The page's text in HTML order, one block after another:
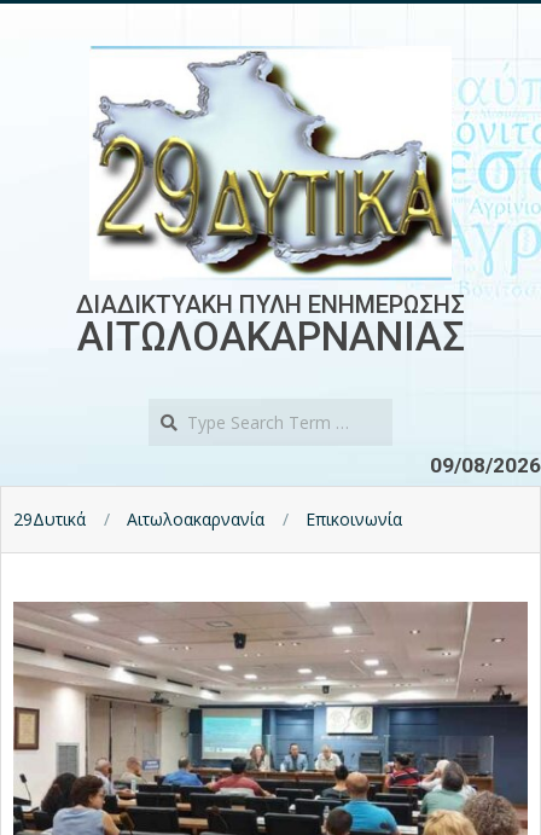
ΔΙΑΔΙΚΤΥΑΚΗ ΠΥΛΗ ΕΝΗΜΕΡΩΣΗΣ
ΑΙΤΩΛΟΑΚΑΡΝΑΝΙΑΣ
09/08/2026
29Δυτικά Αιτωλοακαρνανία Επικοινωνία